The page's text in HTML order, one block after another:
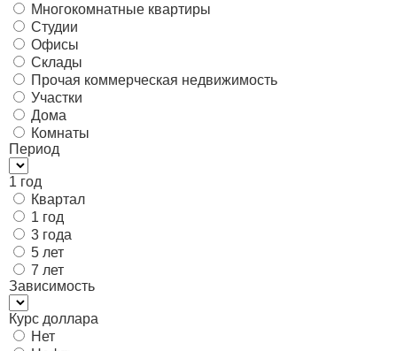
Многокомнатные квартиры
Студии
Офисы
Склады
Прочая коммерческая недвижимость
Участки
Дома
Комнаты
Период
1 год
Квартал
1 год
3 года
5 лет
7 лет
Зависимость
Курс доллара
Нет